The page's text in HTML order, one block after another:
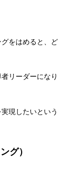
をはめると、ど
リーダーになり
現したいという
グ）